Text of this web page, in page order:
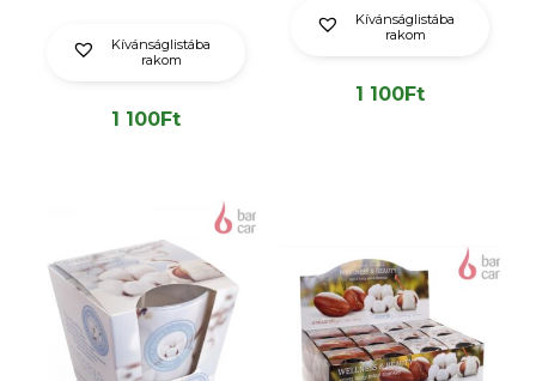
Kívánságlistába
rakom
1 100Ft
Kívánságlistába
rakom
1 100Ft